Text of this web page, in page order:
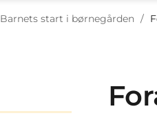
Tilbage til
Barnets start i børnegården /